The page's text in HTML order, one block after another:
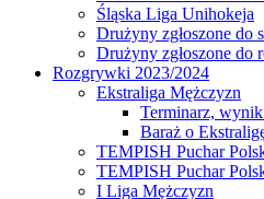
Śląska Liga Unihokeja
Drużyny zgłoszone do
Drużyny zgłoszone do
Rozgrywki 2023/2024
Ekstraliga Mężczyzn
Terminarz,
Baraż o
TEMPISH Puchar
TEMPISH Puchar
I Liga Mężczyzn